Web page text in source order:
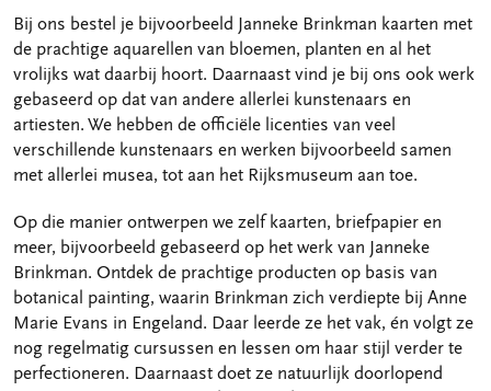
Bij ons bestel je bijvoorbeeld Janneke Brinkman kaarten met
de prachtige aquarellen van bloemen, planten en al het
vrolijks wat daarbij hoort. Daarnaast vind je bij ons ook werk
gebaseerd op dat van andere allerlei kunstenaars en
artiesten. We hebben de officiële licenties van veel
verschillende kunstenaars en werken bijvoorbeeld samen
met allerlei musea, tot aan het Rijksmuseum aan toe.
Op die manier ontwerpen we zelf kaarten, briefpapier en
meer, bijvoorbeeld gebaseerd op het werk van Janneke
Brinkman. Ontdek de prachtige producten op basis van
botanical painting, waarin Brinkman zich verdiepte bij Anne
Marie Evans in Engeland. Daar leerde ze het vak, én volgt ze
nog regelmatig cursussen en lessen om haar stijl verder te
perfectioneren. Daarnaast doet ze natuurlijk doorlopend